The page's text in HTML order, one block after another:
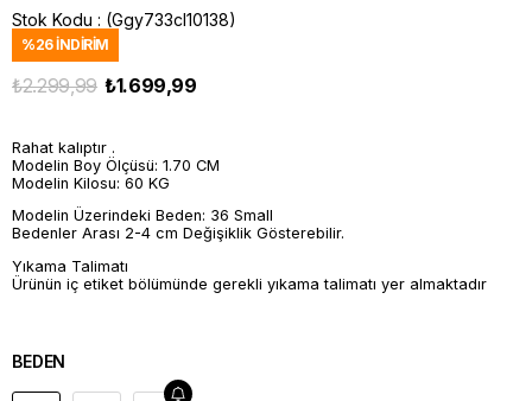
Stok Kodu (Ggy733cl10138)
%26İNDIRIM
₺2.299,99 ₺1.699,99
Rahat kalıptır .
Modelin Boy Ölçüsü: 1.70 CM
Modelin Kilosu: 60 KG
Modelin Üzerindeki Beden: 36 Small
Bedenler Arası 2-4 cm Değişiklik Gösterebilir.
Yıkama Talimatı
Ürünün iç etiket bölümünde gerekli yıkama talimatı yer almaktadır
BEDEN